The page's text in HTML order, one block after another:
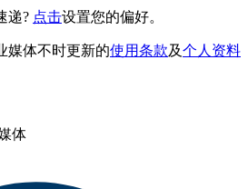
递? 点击设置您的偏好。
媒体不时更新的使用条款及个人资料
体